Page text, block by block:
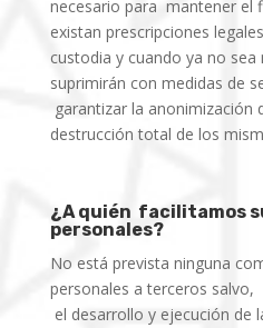
necesario para mantener el
existan prescripciones
custodia y cuando ya no
suprimirán con medidas de
garantizar la anonimización
destrucción total de los
¿A quién facilitamos
personales?
No está prevista ninguna
personales a terceros salvo,
el desarrollo y ejecución de